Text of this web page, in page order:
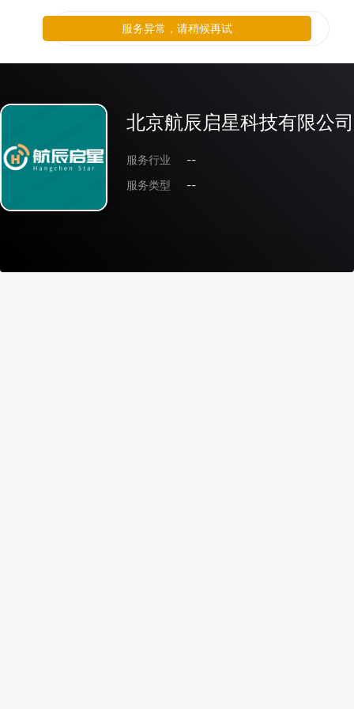
北京航辰启星科技有限公司
服务行业
--
服务类型
--
服务异常，请稍候再试